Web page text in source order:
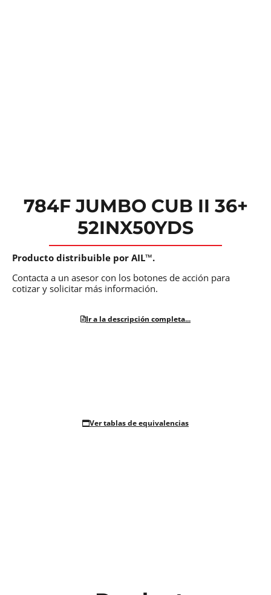
784F JUMBO CUB II 36+
52INX50YDS
Producto distribuible por AIL™.
Contacta a un asesor con los botones de acción para
cotizar y solicitar más información.
Ir a la descripción completa...
Ver tablas de equivalencias